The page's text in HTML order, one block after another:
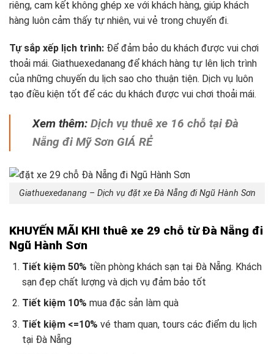
riêng, cam kết không ghép xe với khách hàng, giúp khách
hàng luôn cảm thấy tự nhiên, vui vẻ trong chuyến đi.
Tự sắp xếp lịch trình: Để đảm bảo du khách được vui chơi
thoải mái. Giathuexedanang để khách hàng tự lên lịch trình
của những chuyến du lịch sao cho thuận tiện. Dịch vụ luôn
tạo điều kiện tốt để các du khách được vui chơi thoải mái.
Xem thêm: Dịch vụ thuê xe 16 chỗ tại Đà
Nẵng đi Mỹ Sơn GIÁ RẺ
Giathuexedanang – Dịch vụ đặt xe Đà Nẵng đi Ngũ Hành Sơn
KHUYẾN MÃI KHI thuê xe 29 chỗ từ Đà Nẵng đi
Ngũ Hành Sơn
Tiết kiệm 50% tiền phòng khách sạn tại Đà Nẵng. Khách
sạn đẹp chất lượng và dịch vụ đảm bảo tốt
Tiết kiệm 10% mua đặc sản làm quà
Tiết kiệm <=10% vé tham quan, tours các điểm du lịch
tại Đà Nẵng